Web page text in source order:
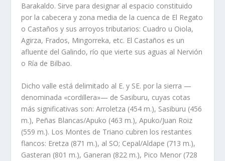
Barakaldo. Sirve para designar al espacio constituido
por la cabecera y zona media de la cuenca de El Regato
o Castaños y sus arroyos tributarios: Cuadro u Oiola,
Agirza, Frados, Mingorreka, etc. El Castaños es un
afluente del Galindo, río que vierte sus aguas al Nervión
o Ría de Bilbao.
Dicho valle está delimitado al E. y SE. por la sierra —
denominada «cordille­ra»— de Sasiburu, cuyas cotas
más significativas son: Arroletza (454 m.), Sasiburu (456
m.), Peñas Blancas/Apuko (463 m.), Apuko/Juan Roiz
(559 m.). Los Montes de Triano cubren los restantes
flancos: Eretza (871 m.), al SO; Cepal/Aldape (713 m.),
Gasteran (801 m.), Ganeran (822 m.), Pico Menor (728